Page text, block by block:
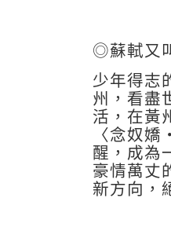
◎蘇軾又
少年得志
州，看盡
活，在黃
〈念奴嬌
醒，成為
豪情萬丈
新方向，